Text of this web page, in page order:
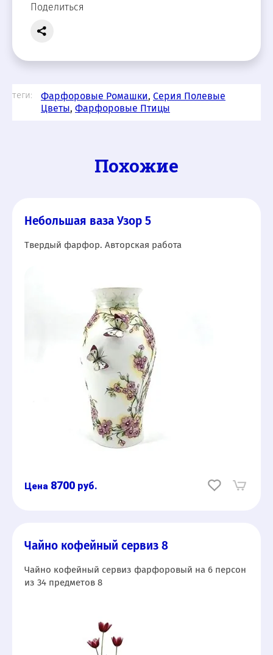
Поделиться
теги: Фарфоровые Ромашки, Серия Полевые
Цветы, Фарфоровые Птицы
Похожие
Небольшая ваза Узор 5
Твердый фарфор. Авторская работа
8700 руб.
Чайно кофейный сервиз 8
Чайно кофейный сервиз фарфоровый на 6 персон
из 34 предметов 8